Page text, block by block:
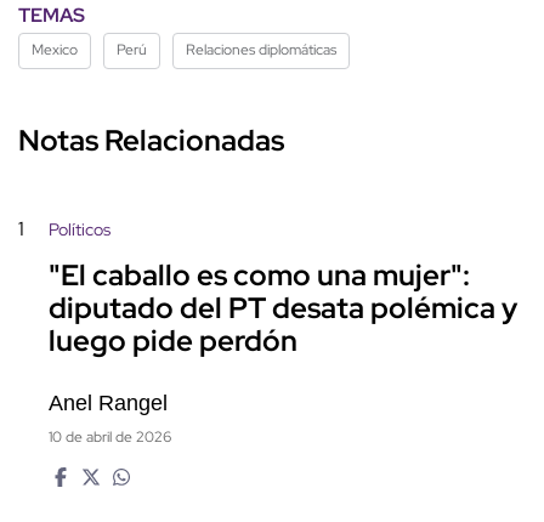
TEMAS
Mexico Perú Relaciones diplomáticas
Notas Relacionadas
1 Políticos
"El caballo es como una mujer":
diputado del PT desata polémica y
luego pide perdón
Anel Rangel
10 de abril de 2026